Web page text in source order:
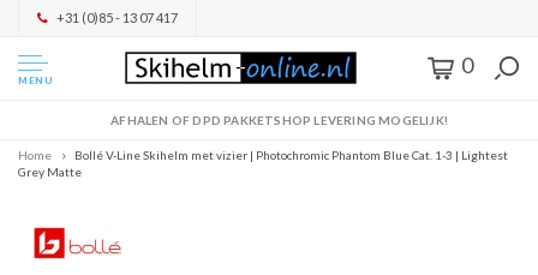
+31 (0)85 - 13 07 417
MENU
0
AFHALEN OF DPD PAKKETSHOP LEVERING MOGELIJK!
Home
Bollé V-Line Skihelm met vizier | Photochromic Phantom Blue Cat. 1-3 | Lightest
Grey Matte